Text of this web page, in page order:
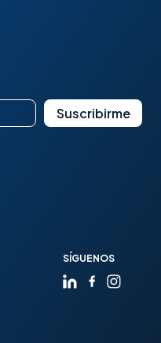
SÍGUENOS